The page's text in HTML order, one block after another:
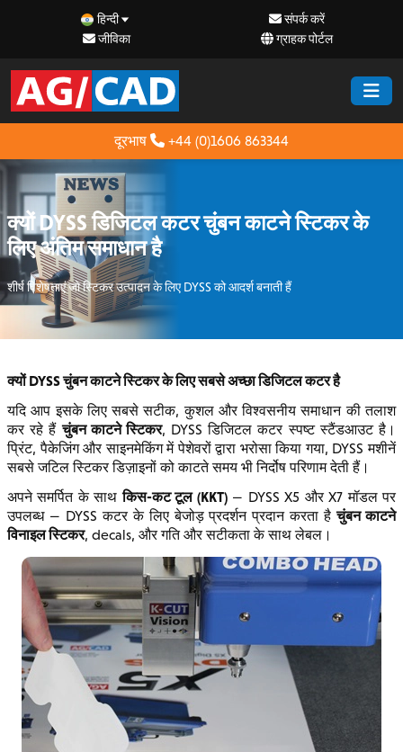
हिन्दी
संपर्क करें
जीविका
ग्राहक पोर्टल
दूरभाष +44 (0)1606 863344
क्यों DYSS डिजिटल कटर चुंबन काटने स्टिकर के
लिए अंतिम समाधान है
शीर्ष विशेषताएं जो स्टिकर उत्पादन के लिए DYSS को आदर्श बनाती हैं
क्यों DYSS चुंबन काटने स्टिकर के लिए सबसे अच्छा डिजिटल कटर है
यदि आप इसके लिए सबसे सटीक, कुशल और विश्वसनीय समाधान की तलाश
कर रहे हैंचुंबन काटने स्टिकर, DYSS डिजिटल कटर स्पष्ट स्टैंडआउट है।
प्रिंट, पैकेजिंग और साइनमेकिंग में पेशेवरों द्वारा भरोसा किया गया, DYSS मशीनें
सबसे जटिल स्टिकर डिज़ाइनों को काटते समय भी निर्दोष परिणाम देती हैं।
अपने समर्पित के साथकिस-कट टूल (KKT)— DYSS X5 और X7 मॉडल पर
उपलब्ध — DYSS कटर के लिए बेजोड़ प्रदर्शन प्रदान करता हैचुंबन काटने
विनाइल स्टिकर, decals, और गति और सटीकता के साथ लेबल।